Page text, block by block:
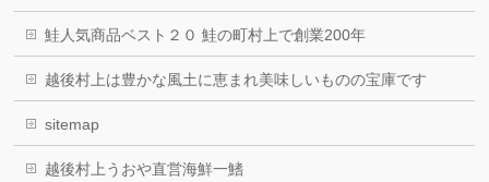
鮭人気商品ベスト２０ 鮭の町村上で創業200年
越後村上は豊かな風土に恵まれ美味しいものの宝庫です
sitemap
越後村上うおや直営海鮮一鰭